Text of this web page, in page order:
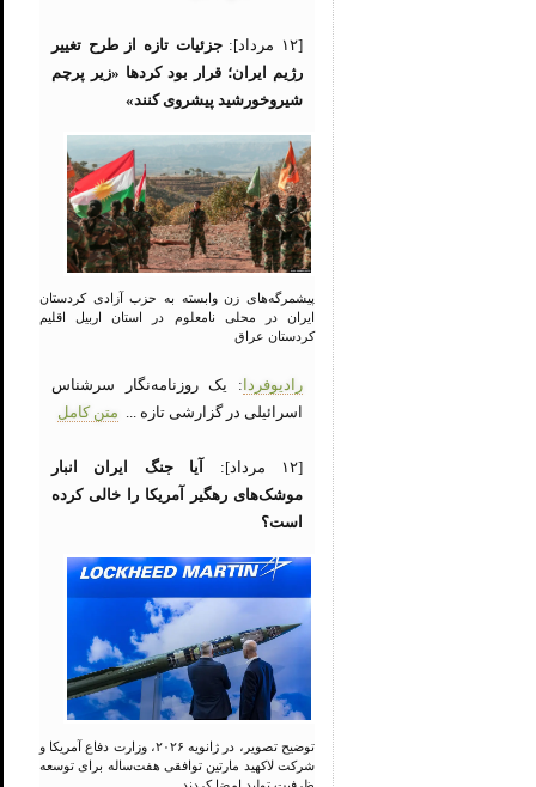
[۱۲ مرداد]:
جزئیات تازه از طرح تغییر
رژیم ایران؛ قرار بود کردها «زیر پرچم
شیروخورشید پیشروی کنند»
پیشمرگه‌های زن وابسته به حزب آزادی کردستان
ایران در محلی نامعلوم در استان اربیل اقلیم
کردستان عراق
رادیوفردا : یک روزنامه‌نگار سرشناس
اسرائیلی در گزارشی تازه ... متن کامل
[۱۲ مرداد]:
آیا جنگ ایران انبار
موشک‌های رهگیر آمریکا را خالی کرده
است؟
توضیح تصویر، در ژانویه ۲۰۲۶، وزارت دفاع آمریکا و
شرکت لاکهید مارتین توافقی هفت‌ساله برای توسعه
ظرفیت تولید امضا کردند